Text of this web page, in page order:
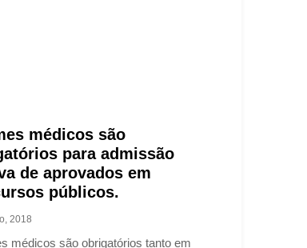
médicos são
para admissão
de aprovados em
públicos.
2018
médicos são obrigatórios tanto em